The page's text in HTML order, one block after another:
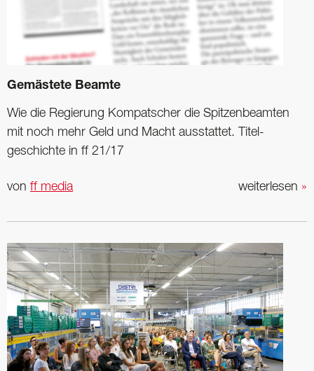
Gemästete Beamte
Wie die Regierung ­Kompatscher die Spitzenbeamten
mit noch mehr Geld und Macht ausstattet. Titel­
geschichte in ff 21/17
weiterlesen »
von ff media